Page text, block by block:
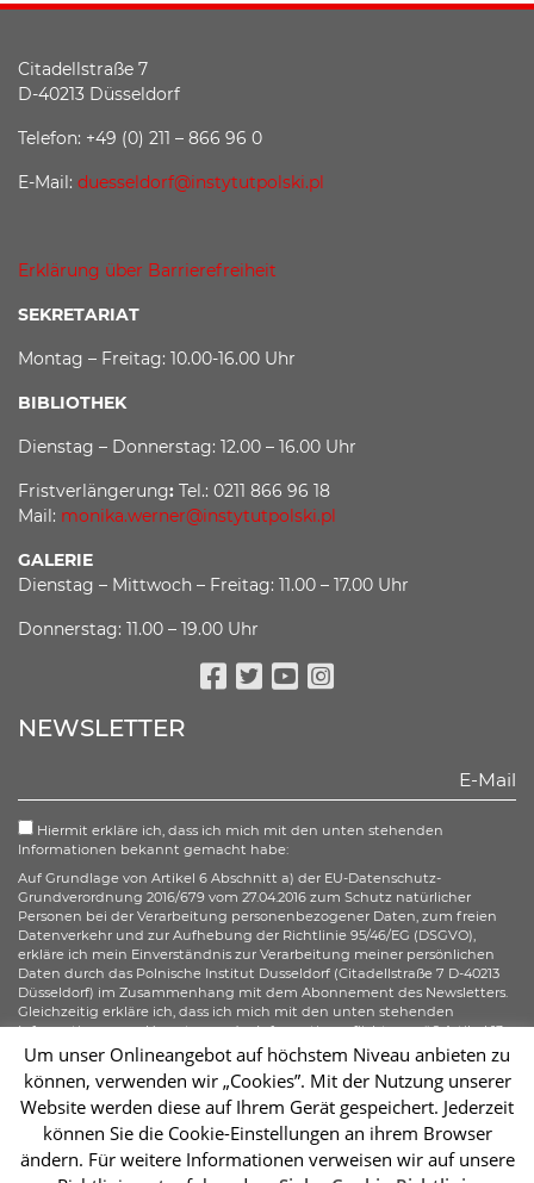
Citadellstraße 7
D-40213 Düsseldorf
Telefon: +49 (0) 211 – 866 96 0
E-Mail: duesseldorf@instytutpolski.pl
Erklärung über Barrierefreiheit
SEKRETARIAT
Montag – Freitag: 10.00-16.00 Uhr
BIBLIOTHEK
Dienstag – Donnerstag: 12.00 – 16.00 Uhr
Fristverlängerung: Tel.: 0211 866 96 18
Mail: monika.werner@instytutpolski.pl
GALERIE
Dienstag – Mittwoch – Freitag: 11.00 – 17.00 Uhr
Donnerstag: 11.00 – 19.00 Uhr
NEWSLETTER
Hiermit erkläre ich, dass ich mich mit den unten stehenden
Informationen bekannt gemacht habe:
Auf Grundlage von Artikel 6 Abschnitt a) der EU-Datenschutz-
Grundverordnung 2016/679 vom 27.04.2016 zum Schutz natürlicher
Personen bei der Verarbeitung personenbezogener Daten, zum freien
Datenverkehr und zur Aufhebung der Richtlinie 95/46/EG (DSGVO),
erkläre ich mein Einverständnis zur Verarbeitung meiner persönlichen
Daten durch das Polnische Institut Dusseldorf (Citadellstraße 7 D-40213
Düsseldorf) im Zusammenhang mit dem Abonnement des Newsletters.
Gleichzeitig erkläre ich, dass ich mich mit den unten stehenden
Informationen zur Umsetzung der Informationspflicht gemäß Artikel 13
der DSGVO bezüglich der Verarbeitung meiner personenbezogenen
Daten bekannt gemacht habe und ich mir meiner gemäß der Artikel 15–
20 der DSGVO zustehenden Rechte bewusst bin.
Abonnieren
Um unser Onlineangebot auf höchstem Niveau anbieten zu
können, verwenden wir „Cookies”. Mit der Nutzung unserer
Website werden diese auf Ihrem Gerät gespeichert. Jederzeit
können Sie die Cookie-Einstellungen an ihrem Browser
ändern. Für weitere Informationen verweisen wir auf unsere